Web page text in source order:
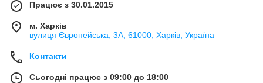
Працює з 30.01.2015
м. Харків
вулиця Європейська, 3А, 61000, Харків, Україна
Контакти
Сьогодні працює з 09:00 до 18:00